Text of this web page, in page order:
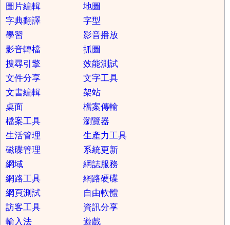
圖片編輯
地圖
字典翻譯
字型
學習
影音播放
影音轉檔
抓圖
搜尋引擎
效能測試
文件分享
文字工具
文書編輯
架站
桌面
檔案傳輸
檔案工具
瀏覽器
生活管理
生產力工具
磁碟管理
系統更新
網域
網誌服務
網路工具
網路硬碟
網頁測試
自由軟體
訪客工具
資訊分享
輸入法
遊戲